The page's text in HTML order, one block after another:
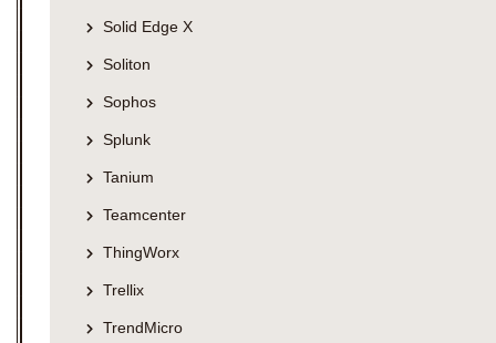
Solid Edge X
Soliton
Sophos
Splunk
Tanium
Teamcenter
ThingWorx
Trellix
TrendMicro